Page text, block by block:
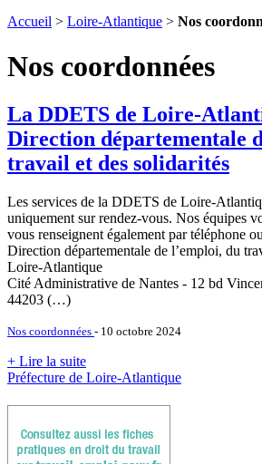
Accueil > Loire-Atlantique > Nos
Nos coordonnées
La DDETS de Loire-
Direction départementale
travail et des solidarités
Les services de la DDETS de Loire-
uniquement sur rendez-vous. Nos équipes
vous renseignent également par téléphone
Direction départementale de l’emploi, du
Loire-Atlantique
Cité Administrative de Nantes - 12 bd
44203 (…)
Nos coordonnées - 10 octobre 2024
+ Lire la suite
Préfecture de Loire-Atlantique